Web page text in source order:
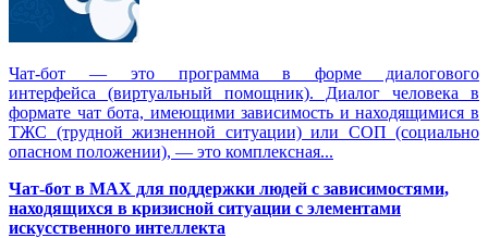
Чат-бот — это программа в форме диалогового
интерфейса (виртуальный помощник). Диалог человека в
формате чат бота, имеющими зависимость и находящимися в
ТЖС (трудной жизненной ситуации) или СОП (социально
опасном положении), — это комплексная...
Чат-бот в MAX для поддержки людей с зависимостями,
находящихся в кризисной ситуации с элементами
искусственного интеллекта